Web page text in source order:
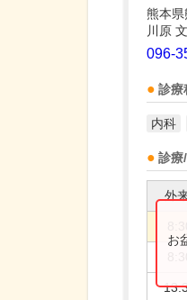
熊本
川原
096-
診療
内科
診療
外
お